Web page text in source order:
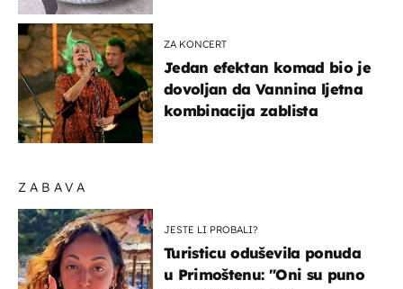
ZABAVA
JESTE LI PROBALI?
Turisticu oduševila ponuda
u Primoštenu: "Oni su puno
ZA KONCERT
Jedan efektan komad bio je
dovoljan da Vannina ljetna
kombinacija zablista